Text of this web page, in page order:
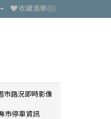
收藏清單(0)
市路況即時影像
市停車資訊